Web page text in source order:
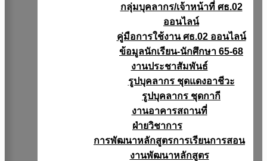
กลุ่มบุคลากร/เจ้าหน้าที่ ศธ.02
ออนไลน์
คู่มือการใช้งาน ศธ.02 ออนไลน์
ข้อมูลนักเรียน-นักศึกษา 65-68
งานประชาสัมพันธ์
รูปบุคลากร ชุดแดงอาชีวะ
รูปบุคลากร ชุดกากี
งานอาคารสถานที่
ฝ่ายวิชาการ
การพัฒนาหลักสูตรการเรียนการสอน
งานพัฒนาหลักสูตร